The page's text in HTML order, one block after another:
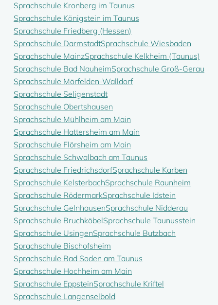
Sprachschule Kronberg im Taunus
Sprachschule Königstein im Taunus
Sprachschule Friedberg (Hessen)
Sprachschule DarmstadtSprachschule Wiesbaden
Sprachschule MainzSprachschule Kelkheim (Taunus)
Sprachschule Bad NauheimSprachschule Groß-Gerau
Sprachschule Mörfelden-Walldorf
Sprachschule Seligenstadt
Sprachschule Obertshausen
Sprachschule Mühlheim am Main
Sprachschule Hattersheim am Main
Sprachschule Flörsheim am Main
Sprachschule Schwalbach am Taunus
Sprachschule FriedrichsdorfSprachschule Karben
Sprachschule KelsterbachSprachschule Raunheim
Sprachschule RödermarkSprachschule Idstein
Sprachschule GelnhausenSprachschule Nidderau
Sprachschule BruchköbelSprachschule Taunusstein
Sprachschule UsingenSprachschule Butzbach
Sprachschule Bischofsheim
Sprachschule Bad Soden am Taunus
Sprachschule Hochheim am Main
Sprachschule EppsteinSprachschule Kriftel
Sprachschule Langenselbold